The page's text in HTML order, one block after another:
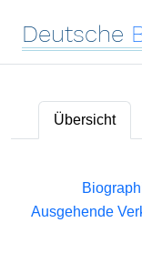
Deutsche
Übersicht
Ausgehende